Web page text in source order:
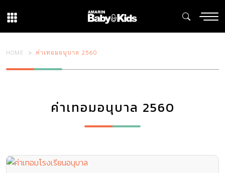
HOME ค่าเทอมอนุบาล 2560
ค่าเทอมอนุบาล 2560